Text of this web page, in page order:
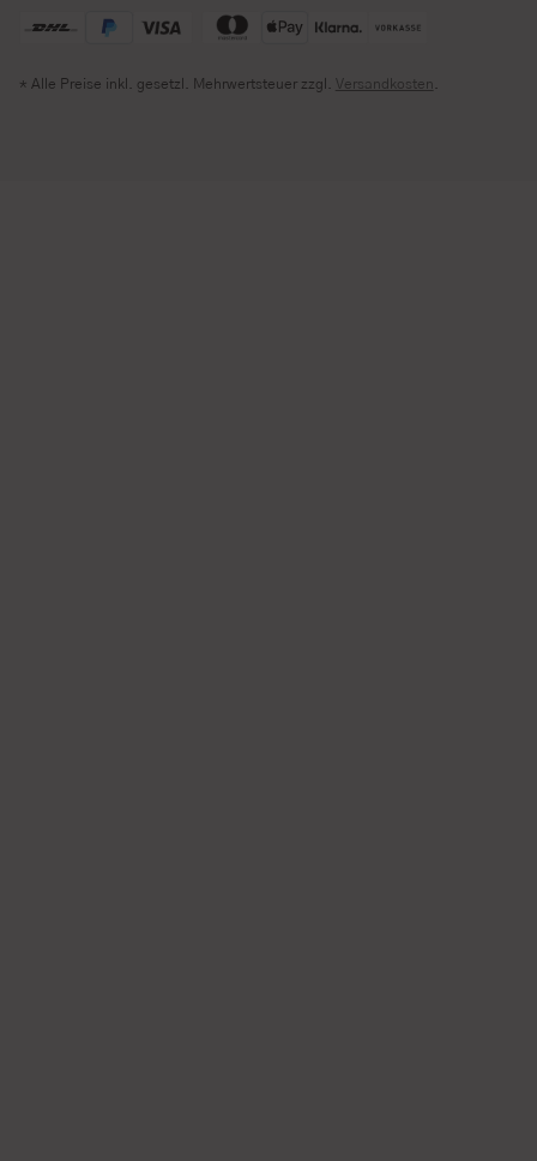
* Alle Preise inkl. gesetzl. Mehrwertsteuer zzgl. Versandkosten